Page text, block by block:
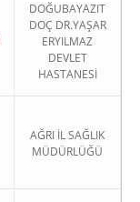
DOĞUBAYAZIT
DOÇ DR.YAŞAR
ERYILMAZ
DEVLET
HASTANESİ
AĞRI İL SAĞLIK
MÜDÜRLÜĞÜ